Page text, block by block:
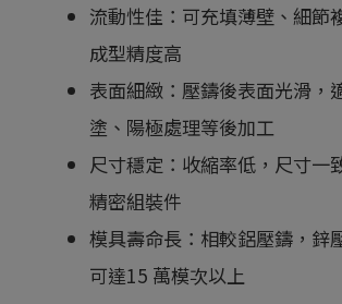
流動性佳：可充填薄壁、細節
成型精度高
表面細緻：壓鑄後表面光滑，
塗、陽極處理等後加工
尺寸穩定：收縮率低，尺寸一
精密組裝件
模具壽命長：相較鋁壓鑄，鋅
可達15 萬模次以上